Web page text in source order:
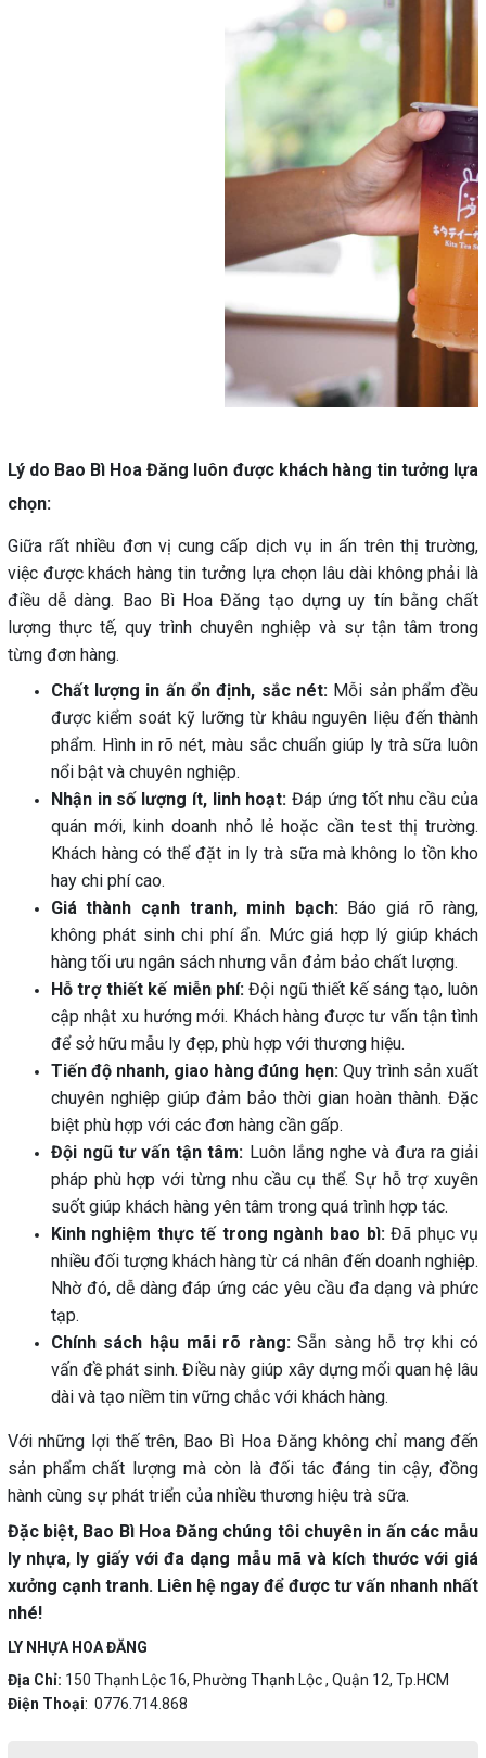
Lý do Bao Bì Hoa Đăng luôn được khách hàng tin tưởng lựa
chọn:
Giữa rất nhiều đơn vị cung cấp dịch vụ in ấn trên thị trường,
việc được khách hàng tin tưởng lựa chọn lâu dài không phải là
điều dễ dàng. Bao Bì Hoa Đăng tạo dựng uy tín bằng chất
lượng thực tế, quy trình chuyên nghiệp và sự tận tâm trong
từng đơn hàng.
Chất lượng in ấn ổn định, sắc nét:Mỗi sản phẩm đều
được kiểm soát kỹ lưỡng từ khâu nguyên liệu đến thành
phẩm. Hình in rõ nét, màu sắc chuẩn giúp ly trà sữa luôn
nổi bật và chuyên nghiệp.
Nhận in số lượng ít, linh hoạt: Đáp ứng tốt nhu cầu của
quán mới, kinh doanh nhỏ lẻ hoặc cần test thị trường.
Khách hàng có thể đặt in ly trà sữa mà không lo tồn kho
hay chi phí cao.
Giá thành cạnh tranh, minh bạch:Báo giá rõ ràng,
không phát sinh chi phí ẩn. Mức giá hợp lý giúp khách
hàng tối ưu ngân sách nhưng vẫn đảm bảo chất lượng.
Hỗ trợ thiết kế miễn phí: Đội ngũ thiết kế sáng tạo, luôn
cập nhật xu hướng mới. Khách hàng được tư vấn tận tình
để sở hữu mẫu ly đẹp, phù hợp với thương hiệu.
Tiến độ nhanh, giao hàng đúng hẹn:Quy trình sản xuất
chuyên nghiệp giúp đảm bảo thời gian hoàn thành. Đặc
biệt phù hợp với các đơn hàng cần gấp.
Đội ngũ tư vấn tận tâm: Luôn lắng nghe và đưa ra giải
pháp phù hợp với từng nhu cầu cụ thể. Sự hỗ trợ xuyên
suốt giúp khách hàng yên tâm trong quá trình hợp tác.
Kinh nghiệm thực tế trong ngành bao bì:Đã phục vụ
nhiều đối tượng khách hàng từ cá nhân đến doanh nghiệp.
Nhờ đó, dễ dàng đáp ứng các yêu cầu đa dạng và phức
tạp.
Chính sách hậu mãi rõ ràng:Sẵn sàng hỗ trợ khi có
vấn đề phát sinh. Điều này giúp xây dựng mối quan hệ lâu
dài và tạo niềm tin vững chắc với khách hàng.
Với những lợi thế trên, Bao Bì Hoa Đăng không chỉ mang đến
sản phẩm chất lượng mà còn là đối tác đáng tin cậy, đồng
hành cùng sự phát triển của nhiều thương hiệu trà sữa.
Đặc biệt, Bao Bì Hoa Đăng chúng tôi chuyên in ấn các mẫu
ly nhựa, ly giấy với đa dạng mẫu mã và kích thước với giá
xưởng cạnh tranh. Liên hệ ngay để được tư vấn nhanh nhất
nhé!
LY NHỰA HOA ĐĂNG
Địa Chỉ: 150 Thạnh Lộc 16, Phường Thạnh Lộc , Quận 12, Tp.HCM
Điện Thoại: 0776.714.868